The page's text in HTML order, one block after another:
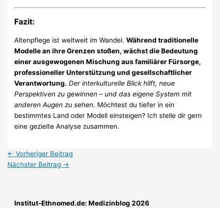
Fazit:
Altenpflege ist weltweit im Wandel.Während traditionelle
Modelle an ihre Grenzen stoßen, wächst die Bedeutung
einer ausgewogenen Mischung aus familiärer Fürsorge,
professioneller Unterstützung und gesellschaftlicher
Verantwortung. Der interkulturelle Blick hilft, neue
Perspektiven zu gewinnen – und das eigene System mit
anderen Augen zu sehen. Möchtest du tiefer in ein
bestimmtes Land oder Modell einsteigen? Ich stelle dir gern
eine gezielte Analyse zusammen.
← Vorheriger Beitrag
Nächster Beitrag →
Institut-Ethnomed.de: Medizinblog 2026